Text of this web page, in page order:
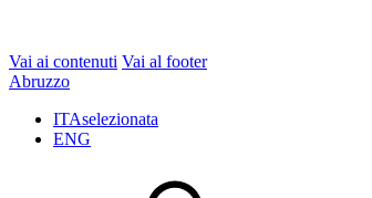
Vai ai contenuti Vai al footer
Abruzzo
ITAselezionata
ENG